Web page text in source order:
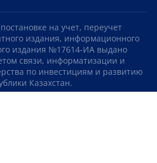
на учет, переучет
издания, информационного
издания №17614-ИА выдано
связи, информатизации и
по инвестициям и развитию
Казахстан.